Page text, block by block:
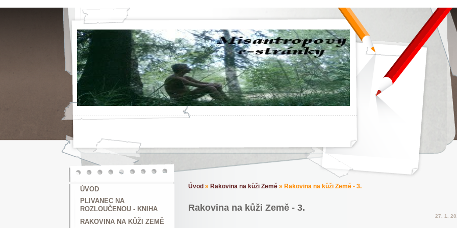
ÚVOD
PLIVANEC NA
ROZLOUČENOU - KNIHA
RAKOVINA NA KŮŽI ZEMĚ
Úvod » Rakovina na kůži Země» Rakovina na kůži Země - 3.
Rakovina na kůži Země - 3.
27. 1.